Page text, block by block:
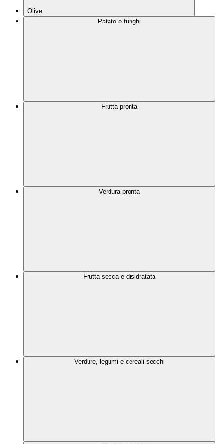
Olive
Patate e funghi
Frutta pronta
Verdura pronta
Frutta secca e disidratata
Verdure, legumi e cereali secchi